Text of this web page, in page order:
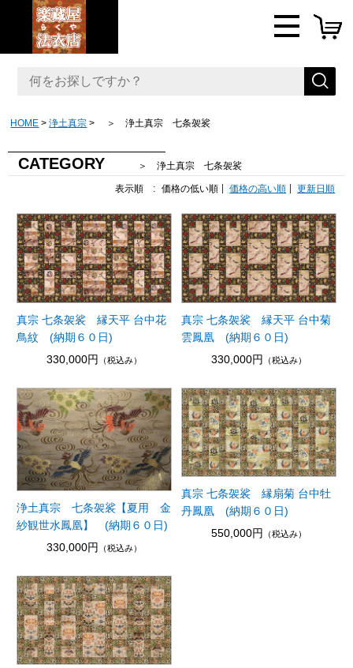
HOME 浄土真宗 ＞ 浄土真宗 七条袈裟
CATEGORY ＞ 浄土真宗 七条袈裟
表示順 : 価格の低い順 価格の高い順 更新日順
真宗 七条袈裟 縁天平 台中花
鳥紋 (納期６０日)
330,000円
（税込み）
真宗 七条袈裟 縁天平 台中菊
雲鳳凰 (納期６０日)
330,000円
（税込み）
浄土真宗 七条袈裟【夏用 金
紗観世水鳳凰】 (納期６０日)
330,000円 （税込み）
真宗 七条袈裟 縁扇菊 台中牡
丹鳳凰 (納期６０日)
550,000円
（税込み）